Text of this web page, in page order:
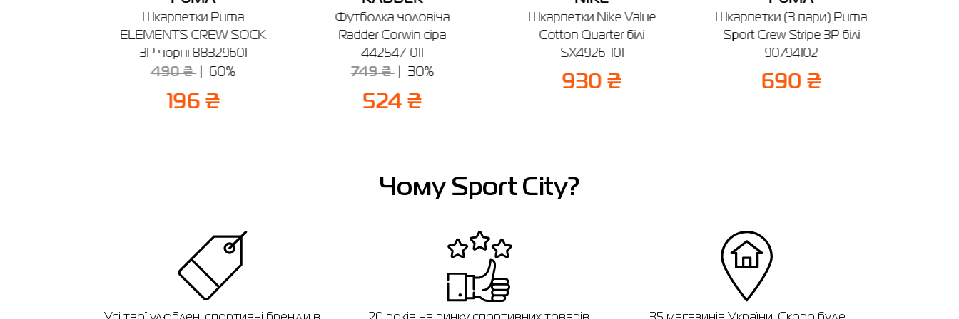
Шкарпетки Puma
ELEMENTS CREW SOCK
3P чорні 88329601
490 ₴ 60%
196 ₴
Футболка чоловіча
Radder Corwin сіра
442547-011
749 ₴ 30%
524 ₴
Шкарпетки Nike Value
Cotton Quarter білі
SX4926-101
930 ₴
Шкарпетки (3 пари) Puma
Sport Crew Stripe 3P білі
90794102
690 ₴
Чому Sport City?